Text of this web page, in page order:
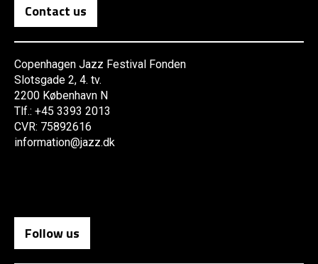
Contact us
Copenhagen Jazz Festival Fonden
Slotsgade 2, 4. tv.
2200 København N
Tlf.: +45 3393 2013
CVR: 75892616
information@jazz.dk
Follow us